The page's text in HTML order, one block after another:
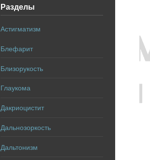
Разделы
Астигматизм
Блефарит
Близорукость
Глаукома
Дакриоцистит
Дальнозоркость
Дальтонизм